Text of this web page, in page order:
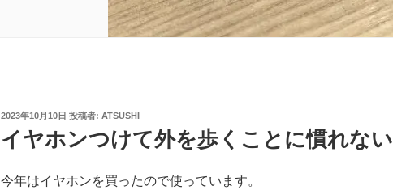
投
日:
2023年10月10日 投稿者: ATSUSHI
イヤホンつけて外を歩くことに慣れない
今年はイヤホンを買ったので使っています。